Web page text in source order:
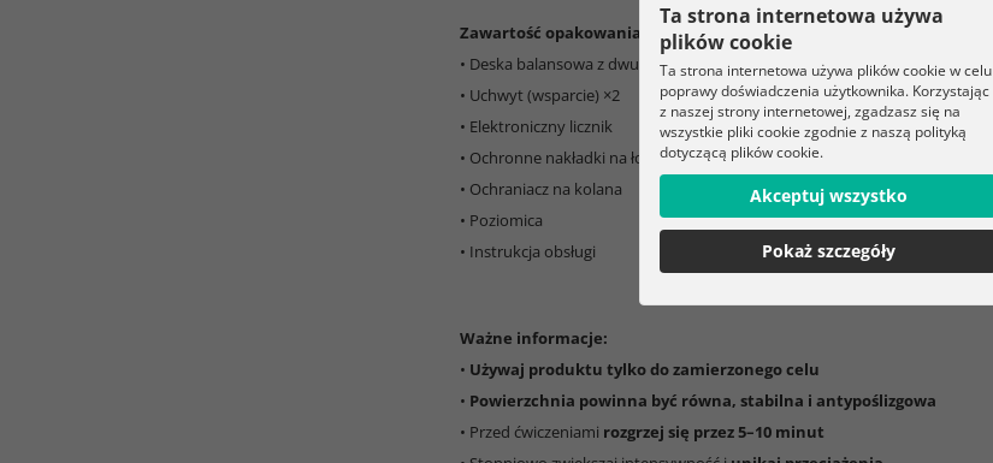
Zawartość opakowania:
• Deska balansowa z dwustronnym panelem
• Uchwyt (wsparcie) ×2
• Elektroniczny licznik
• Ochronne nakładki na łokcie
• Ochraniacz na kolana
• Poziomica
• Instrukcja obsługi
Ważne informacje:
• Używaj produktu tylko do zamierzonego celu
• Powierzchnia powinna być równa, stabilna i antypoślizgowa
• Przed ćwiczeniami rozgrzej się przez 5–10 minut
Ta strona internetowa używa
plików cookie
Ta strona internetowa używa plików cookie w celu
poprawy doświadczenia użytkownika. Korzystając
z naszej strony internetowej, zgadzasz się na
wszystkie pliki cookie zgodnie z naszą polityką
dotyczącą plików cookie.
Akceptuj wszystko
Pokaż szczegóły